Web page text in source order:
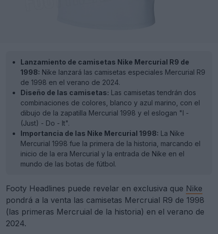
Lanzamiento de camisetas Nike Mercurial R9 de
1998: Nike lanzará las camisetas especiales Mercurial R9
de 1998 en el verano de 2024.
Diseño de las camisetas: Las camisetas tendrán dos
combinaciones de colores, blanco y azul marino, con el
dibujo de la zapatilla Mercurial 1998 y el eslogan "I -
(Just) - Do - It".
Importancia de las Nike Mercurial 1998: La Nike
Mercurial 1998 fue la primera de la historia, marcando el
inicio de la era Mercurial y la entrada de Nike en el
mundo de las botas de fútbol.
Footy Headlines puede revelar en exclusiva que Nike
pondrá a la venta las camisetas Mercruial R9 de 1998
(las primeras Mercruial de la historia) en el verano de
2024.